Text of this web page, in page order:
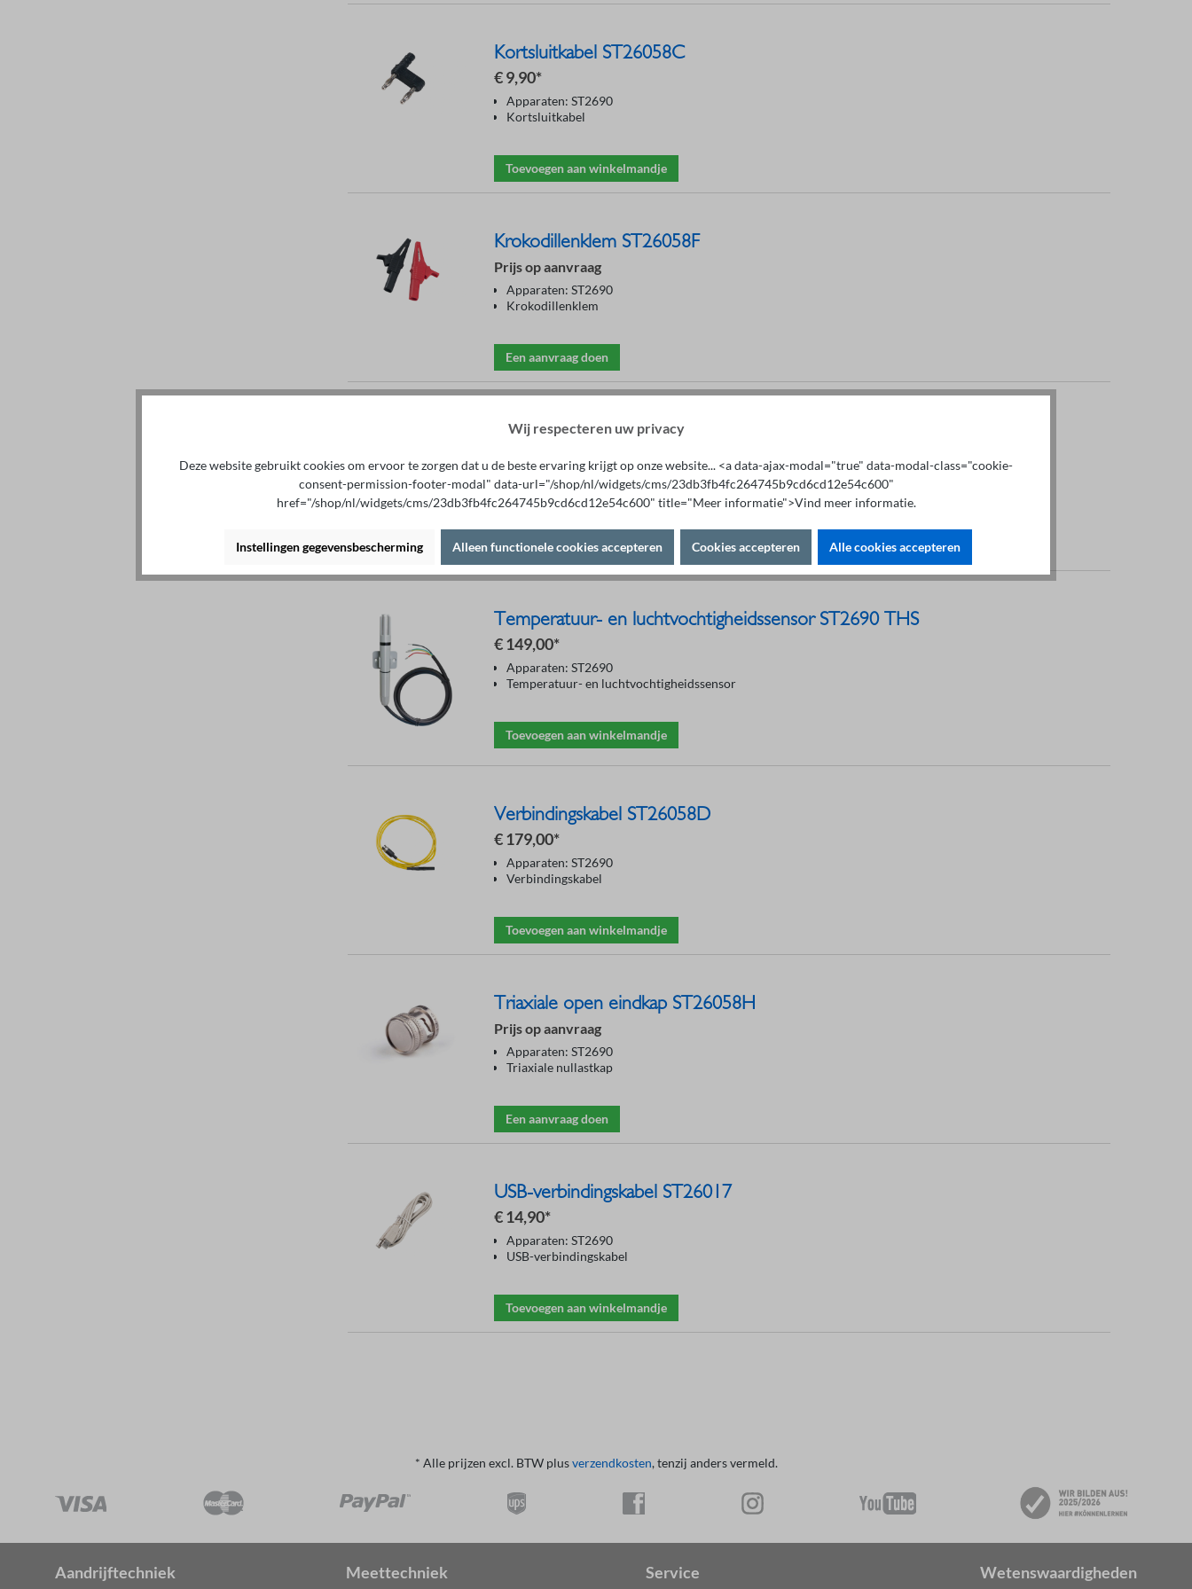
Kortsluitkabel ST26058C
€ 9,90*
Apparaten: ST2690
Kortsluitkabel
Toevoegen aan winkelmandje
Krokodillenklem ST26058F
Prijs op aanvraag
Apparaten: ST2690
Krokodillenklem
Een aanvraag doen
Lantaarnstekkerkabel ST26058G
Apparaten: ST2690
Lantaarnstekkerkabel
Een aanvraag doen
Temperatuur- en luchtvochtigheidssensor ST2690 THS
€ 149,00*
Apparaten: ST2690
Temperatuur- en luchtvochtigheidssensor
Toevoegen aan winkelmandje
Verbindingskabel ST26058D
€ 179,00*
Apparaten: ST2690
Verbindingskabel
Toevoegen aan winkelmandje
Triaxiale open eindkap ST26058H
Prijs op aanvraag
Apparaten: ST2690
Triaxiale nullastkap
Een aanvraag doen
USB-verbindingskabel ST26017
€ 14,90*
Apparaten: ST2690
USB-verbindingskabel
Toevoegen aan winkelmandje
* Alle prijzen excl. BTW plusverzendkosten, tenzij anders vermeld.
Aandrijftechniek Meettechniek Service Wetenswaardigheden
Wij respecteren uw privacy
Deze website gebruikt cookies om ervoor te zorgen dat u de beste ervaring krijgt op onze website... <a data-ajax-modal="true" data-modal-class="cookie-
consent-permission-footer-modal" data-url="/shop/nl/widgets/cms/23db3fb4fc264745b9cd6cd12e54c600"
href="/shop/nl/widgets/cms/23db3fb4fc264745b9cd6cd12e54c600" title="Meer informatie">Vind meer informatie.
Instellingen gegevensbescherming Alleen functionele cookies accepteren Cookies accepteren Alle cookies accepteren